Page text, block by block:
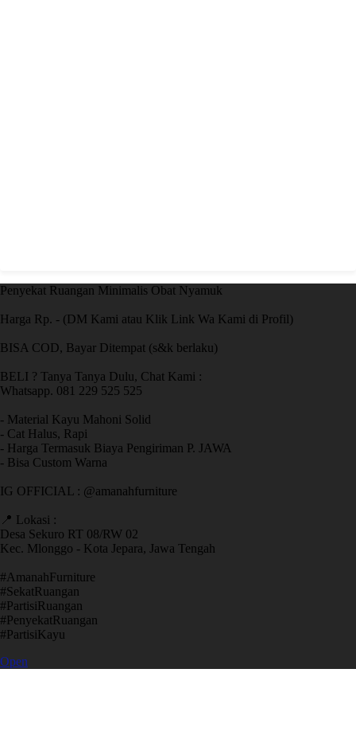
Penyekat Ruangan Minimalis Obat Nyamuk
Harga Rp. - (DM Kami atau Klik Link Wa Kami di Profil)
BISA COD, Bayar Ditempat (s&k berlaku)
BELI ? Tanya Tanya Dulu, Chat Kami :
Whatsapp. 081 229 525 525
- Material Kayu Mahoni Solid
- Cat Halus, Rapi
- Harga Termasuk Biaya Pengiriman P. JAWA
- Bisa Custom Warna
IG OFFICIAL : @amanahfurniture
📍 Lokasi :
Desa Sekuro RT 08/RW 02
Kec. Mlonggo - Kota Jepara, Jawa Tengah
​#AmanahFurniture
​#SekatRuangan
​#PartisiRuangan
​#PenyekatRuangan
​#PartisiKayu
Open